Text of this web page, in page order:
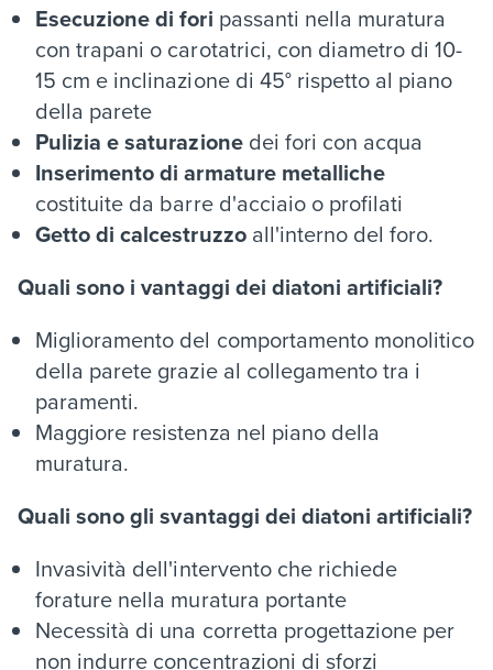
Esecuzione di fori passanti nella muratura
con trapani o carotatrici, con diametro di 10-
15 cm e inclinazione di 45° rispetto al piano
della parete
Pulizia e saturazionedei fori con acqua
Inserimento di armature metalliche
costituite da barre d'acciaio o profilati
Getto di calcestruzzoall'interno del foro.
Quali sono i vantaggi dei diatoni artificiali?
Miglioramento del comportamento monolitico
della parete grazie al collegamento tra i
paramenti.
Maggiore resistenza nel piano della
muratura.
Quali sono gli svantaggi dei diatoni artificiali?
Invasività dell'intervento che richiede
forature nella muratura portante
Necessità di una corretta progettazione per
non indurre concentrazioni di sforzi